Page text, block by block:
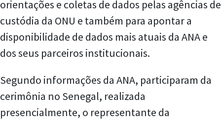
orientações e coletas de dados pelas agências de
custódia da ONU e também para apontar a
disponibilidade de dados mais atuais da ANA e
dos seus parceiros institucionais.
Segundo informações da ANA, participaram da
cerimônia no Senegal, realizada
presencialmente, o representante da